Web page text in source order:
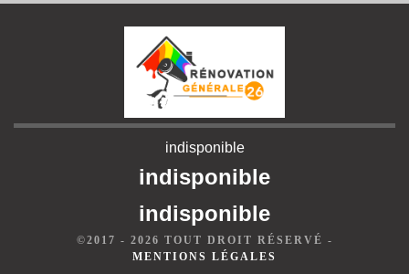
indisponible
indisponible
indisponible
©2017 - 2026 TOUT DROIT RÉSERVÉ -
MENTIONS LÉGALES